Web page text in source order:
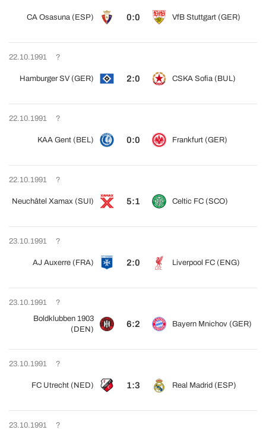
CA Osasuna (ESP) 0:0 VfB Stuttgart (GER)
22.10.1991 ?
Hamburger SV (GER) 2:0 CSKA Sofia (BUL)
22.10.1991 ?
KAA Gent (BEL) 0:0 Frankfurt (GER)
22.10.1991 ?
Neuchâtel Xamax (SUI) 5:1 Celtic FC (SCO)
23.10.1991 ?
AJ Auxerre (FRA) 2:0 Liverpool FC (ENG)
23.10.1991
?
Boldklubben 1903
(DEN)
6:2 Bayern Mnichov (GER)
23.10.1991 ?
FC Utrecht (NED) 1:3 Real Madrid (ESP)
23.10.1991 ?